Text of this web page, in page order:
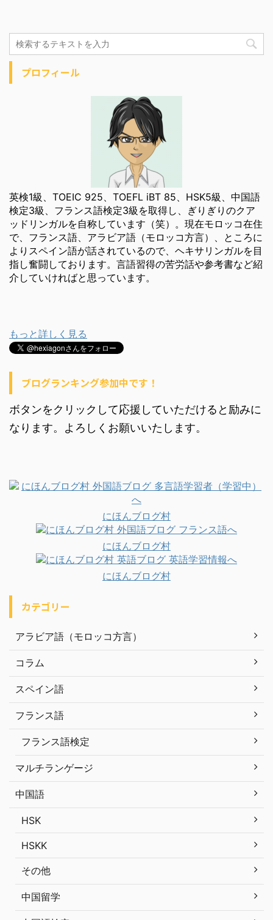
プロフィール
英検1級、TOEIC 925、TOEFL iBT 85、HSK5級、中国語
検定3級、フランス語検定3級を取得し、ぎりぎりのクア
ッドリンガルを自称しています（笑）。現在モロッコ在住
で、フランス語、アラビア語（モロッコ方言）、ところに
よりスペイン語が話されているので、ヘキサリンガルを目
指し奮闘しております。言語習得の苦労話や参考書など紹
介していければと思っています。
もっと詳しく見る
ブログランキング参加中です！
ボタンをクリックして応援していただけると励みに
なります。よろしくお願いいたします。
にほんブログ村
にほんブログ村
にほんブログ村
カテゴリー
アラビア語（モロッコ方言）
コラム
スペイン語
フランス語
フランス語検定
マルチランゲージ
中国語
HSK
HSKK
その他
中国留学